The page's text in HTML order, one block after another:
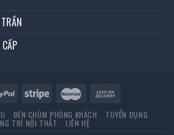
ĐÈN CHÙM PHÒNG KHÁCH TUYỂN DỤNG
TRÍ NỘI THẤT LIÊN HỆ